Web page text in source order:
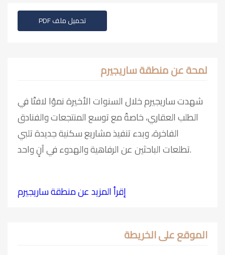
تحميل ملف PDF
لمحة عن منطقة ساريجيرم
شهدت ساريجيرم خلال السنوات الأخيرة نموًا لافتًا في
الطلب العقاري، خاصةً مع توسع المنتجعات والفنادق
الفاخرة، وبدء تنفيذ مشاريع سكنية جديدة تلبي
تطلعات الباحثين عن الرفاهية والهدوء في آنٍ واحد.
إقرأ المزيد عن منطقة ساريجيرم
الموقع على الخريطة